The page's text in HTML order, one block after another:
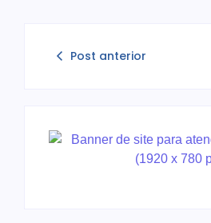
Post anterior